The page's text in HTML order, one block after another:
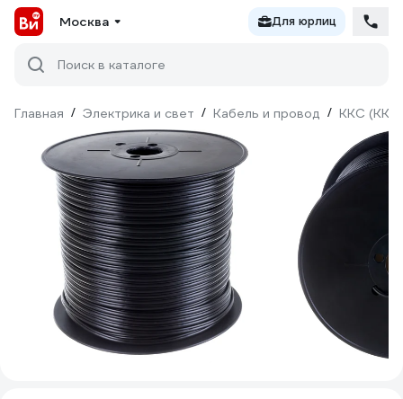
Москва Для юрлиц
Поиск в каталоге
Главная / Электрика и свет / Кабель и провод / ККС